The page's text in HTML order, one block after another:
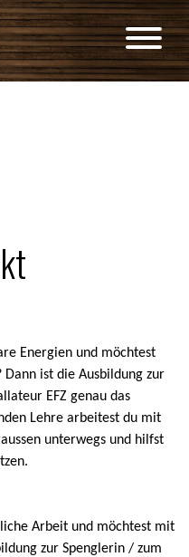
Energien und möchtest
ist die Ausbildung zur
EFZ genau das
Lehre arbeitest du mit
unterwegs und hilfst
Arbeit und möchtest mit
zur Spenglerin / zum